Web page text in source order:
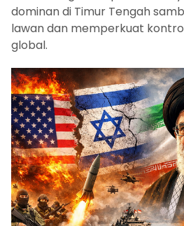
dominan di Timur Tengah
lawan dan memperkuat
global.